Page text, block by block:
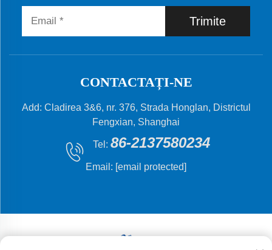
Trimite
CONTACTAȚI-NE
Add: Cladirea 3&6, nr. 376, Strada Honglan, Districtul
Fengxian, Shanghai
Tel: 86-2137580234
Email: [email protected]